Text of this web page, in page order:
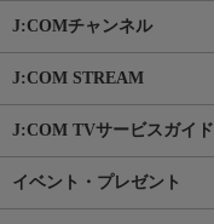
J:COMチャンネル
J:COM STREAM
J:COM TVサービスガイド
イベント・プレゼント